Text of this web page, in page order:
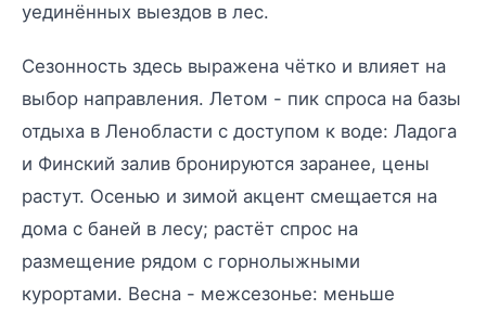
уединённых выездов в лес.
Сезонность здесь выражена чётко и влияет на
выбор направления. Летом - пик спроса на базы
отдыха в Ленобласти с доступом к воде: Ладога
и Финский залив бронируются заранее, цены
растут. Осенью и зимой акцент смещается на
дома с баней в лесу; растёт спрос на
размещение рядом с горнолыжными
курортами. Весна - межсезонье: меньше